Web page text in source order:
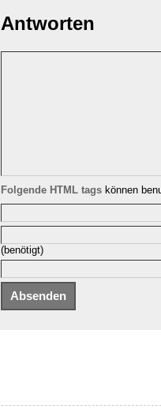
Antworten
Folgende HTML tagskönnen
(benötigt)